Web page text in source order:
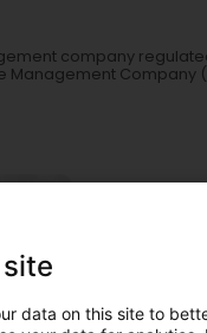
company
Company
data on this site to